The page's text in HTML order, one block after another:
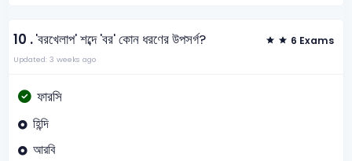
10 .'বরখেলাপ' শব্দে 'বর' কোন ধরণের উপসর্গ? 6 Exams
Updated: 3 weeks ago
ফারসি
হিন্দি
আরবি